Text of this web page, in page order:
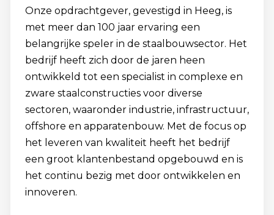
Onze opdrachtgever, gevestigd in Heeg, is
met meer dan 100 jaar ervaring een
belangrijke speler in de staalbouwsector. Het
bedrijf heeft zich door de jaren heen
ontwikkeld tot een specialist in complexe en
zware staalconstructies voor diverse
sectoren, waaronder industrie, infrastructuur,
offshore en apparatenbouw. Met de focus op
het leveren van kwaliteit heeft het bedrijf
een groot klantenbestand opgebouwd en is
het continu bezig met door ontwikkelen en
innoveren.